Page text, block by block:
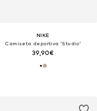
NIKE
Camiseta deportiva 'Studio'
39,90€